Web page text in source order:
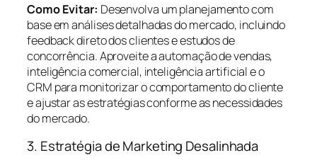
Como Evitar: Desenvolva um planejamento com
base em análises detalhadas do mercado, incluindo
feedback direto dos clientes e estudos de
concorrência. Aproveite a automação de vendas,
inteligência comercial, inteligência artificial e o
CRM para monitorizar o comportamento do cliente
e ajustar as estratégias conforme as necessidades
do mercado.
3. Estratégia de Marketing Desalinhada